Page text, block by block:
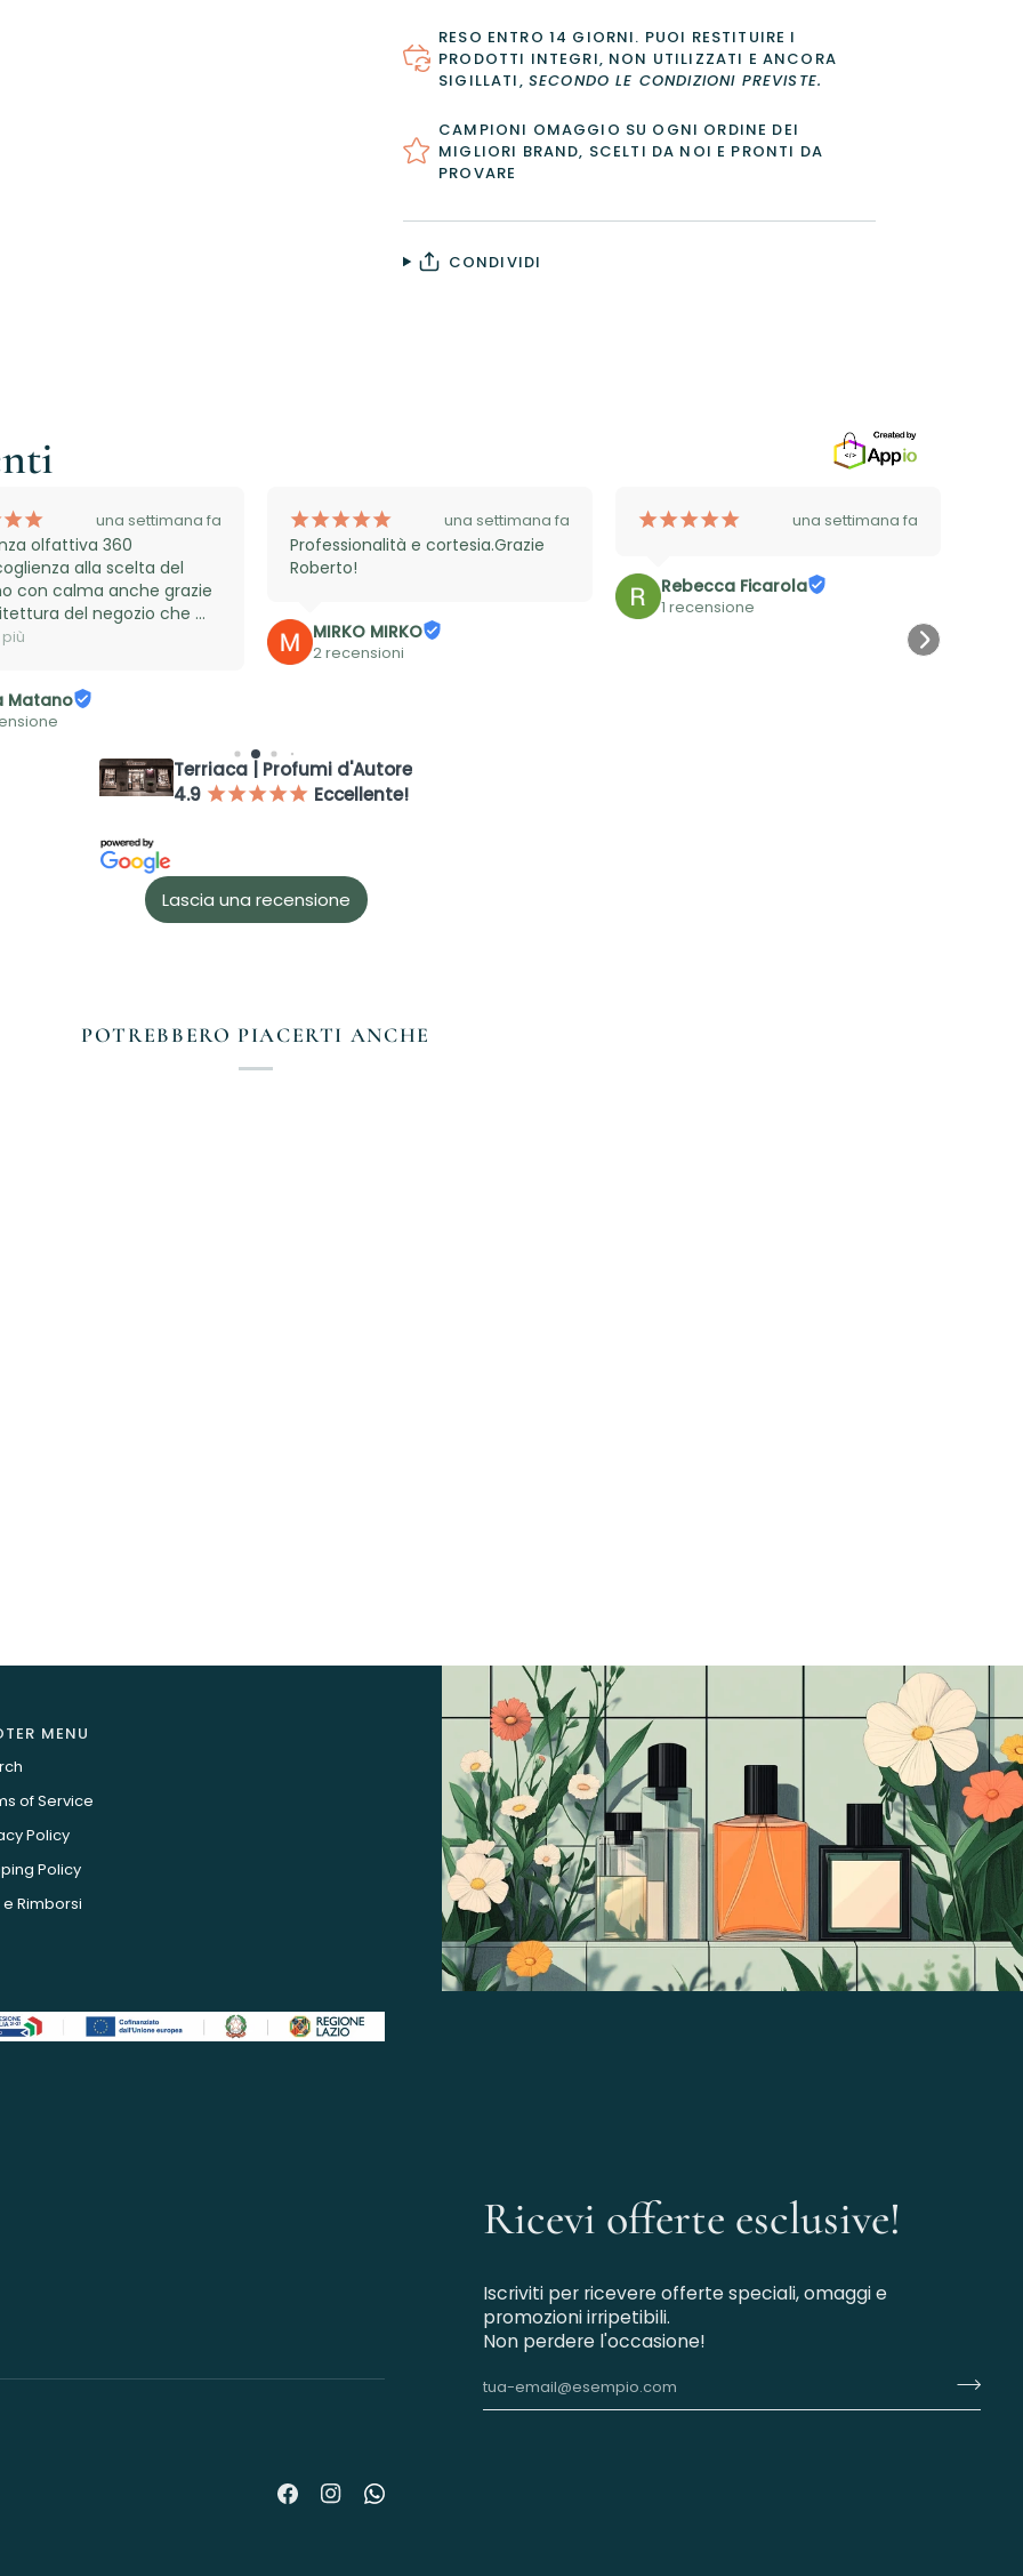
RESO ENTRO 14 GIORNI. PUOI RESTITUIRE I
PRODOTTI INTEGRI, NON UTILIZZATI E ANCORA
SIGILLATI, SECONDO LE CONDIZIONI PREVISTE.
CAMPIONI OMAGGIO SU OGNI ORDINE DEI
MIGLIORI BRAND, SCELTI DA NOI E PRONTI DA
PROVARE
CONDIVIDI
¡¡ una settimana fa
olfattiva 360
alla scelta del
con calma anche grazie
del negozio che
uno spazio esterno
su pelle. Menzione
a Roberto sale assistent
Matano
¡¡¡¡¡ una settimana fa
Professionalità e cortesia.Grazie
Roberto!
MIRKO MIRKO
2 recensioni
¡¡¡¡¡ una settimana fa
Rebecca Ficarola
1 recensione
Terriaca | Profumi d'Autore
4.9 ¡¡¡¡¡ Eccellente!
Lascia una recensione
POTREBBERO PIACERTI ANCHE
Ricevi offerte esclusive!
Iscriviti per ricevere offerte speciali, omaggi e
promozioni irripetibili.
Non perdere l'occasione!
MENU
of Service
Policy
Policy
e Rimborsi
Accesso richiesto
Accedi al tuo account per aggiungere prodotti alla tua lista dei
desideri e visualizzare gli articoli salvati in precedenza.